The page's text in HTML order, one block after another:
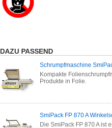
DAZU PASSEND
Schrumpfmaschine
Kompakte
Produkte in Folie.
SmiPack FP 870 A
Die SmiPack FP 870 A ist